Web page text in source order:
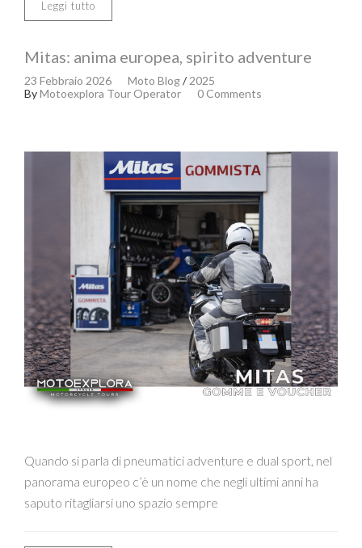
Leggi tutto
Mitas: anima europea, spirito adventure
23 Febbraio 2026 Moto Blog/2025
ByMotoexplora Tour Operator 0 Comments
Quando si parla di pneumatici adventure e dual sport, nel
panorama europeo c’è un nome che negli ultimi anni ha
saputo ritagliarsi uno spazio sempre